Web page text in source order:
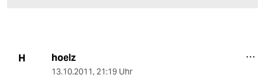
H hoelz
13.10.2011, 21:19 Uhr